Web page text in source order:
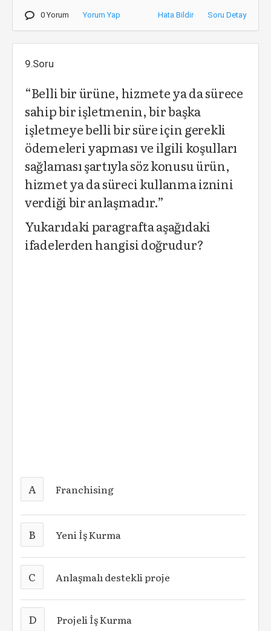
0 Yorum Yorum Yap Hata Bildir Soru Detay
9.Soru
“Belli bir ürüne, hizmete ya da sürece
sahip bir işletmenin, bir başka
işletmeye belli bir süre için gerekli
ödemeleri yapması ve ilgili koşulları
sağlaması şartıyla söz konusu ürün,
hizmet ya da süreci kullanma iznini
verdiği bir anlaşmadır.”
Yukarıdaki paragrafta aşağıdaki
ifadelerden hangisi doğrudur?
A Franchising
B Yeni İş Kurma
C Anlaşmalı destekli proje
D Projeli İş Kurma